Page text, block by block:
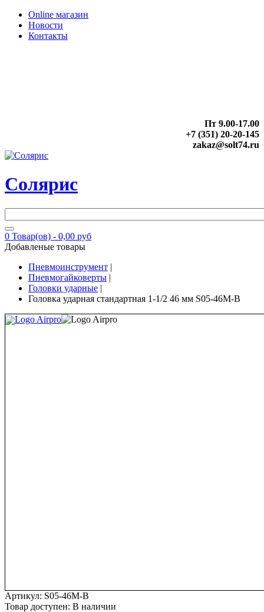
Online магазин
Новости
Контакты
Пт 9.00-17.00
+7 (351) 20-20-145
zakaz@solt74.ru
Солярис
0 Товар(ов) - 0,00 руб
Добавленые товары
Пневмоинструмент |
Пневмогайковерты |
Головки ударные |
Головка ударная стандартная 1-1/2 46 мм S05-46M-B
Logo Airpro
Артикул: S05-46M-B
Товар доступен: В наличии